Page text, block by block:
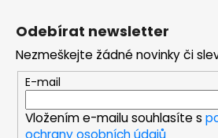
Odebírat newsletter
Nezmeškejte žádné novinky či
E-mail
Vložením e-mailu souhlasíte s